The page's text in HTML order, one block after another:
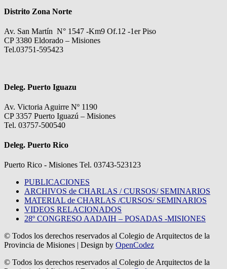
Distrito Zona Norte
Av. San Martín N° 1547 -Km9 Of.12 -1er Piso
CP 3380 Eldorado – Misiones
Tel.03751-595423
Deleg. Puerto Iguazu
Av. Victoria Aguirre Nº 1190
CP 3357 Puerto Iguazú – Misiones
Tel. 03757-500540
Deleg. Puerto Rico
Puerto Rico - Misiones Tel. 03743-523123
PUBLICACIONES
ARCHIVOS de CHARLAS / CURSOS/ SEMINARIOS
MATERIAL de CHARLAS /CURSOS/ SEMINARIOS
VIDEOS RELACIONADOS
28º CONGRESO AADAIH – POSADAS -MISIONES
© Todos los derechos reservados al Colegio de Arquitectos de la
Provincia de Misiones
| Design by OpenCodez
© Todos los derechos reservados al Colegio de Arquitectos de la